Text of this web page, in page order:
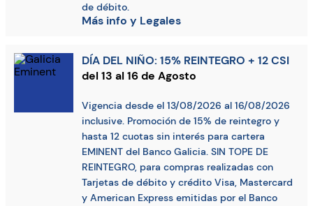
de débito.
Más info y Legales
DÍA DEL NIÑO: 15% REINTEGRO + 12 CSI
del 13 al 16 de Agosto
Vigencia desde el 13/08/2026 al 16/08/2026
inclusive. Promoción de 15% de reintegro y
hasta 12 cuotas sin interés para cartera
EMINENT del Banco Galicia. SIN TOPE DE
REINTEGRO, para compras realizadas con
Tarjetas de débito y crédito Visa, Mastercard
y American Express emitidas por el Banco